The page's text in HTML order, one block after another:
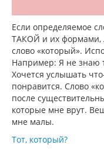
Если определяемое
ТАКОЙ и их формами,
слово «который».
Например: Я не знаю
Хочется услышать
понравится. Слово
после
которые мне врут.
мне малы.
Тот, который?